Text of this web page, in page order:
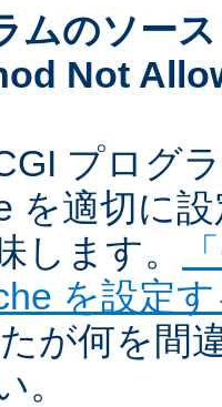
ムのソー
Not
プログ
を適切に
します。
を設定
が何を間
。